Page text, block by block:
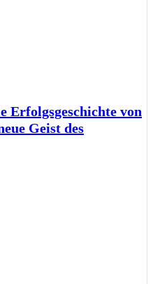
Erfolgsgeschichte von
Geist des